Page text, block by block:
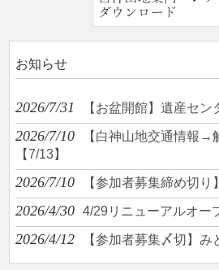
お知らせ
2026/7/31 【お盆開館】遺産セン
2026/7/10
【白神山地交通情報→
【7/13】
2026/7/10 【参加者募集締め切
2026/4/30 4/29リニューアルオー
2026/4/12 【参加者募集〆切】